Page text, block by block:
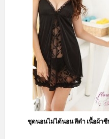
ชุดนอนไม่ได้นอน สีดำ เนื้อผ้า